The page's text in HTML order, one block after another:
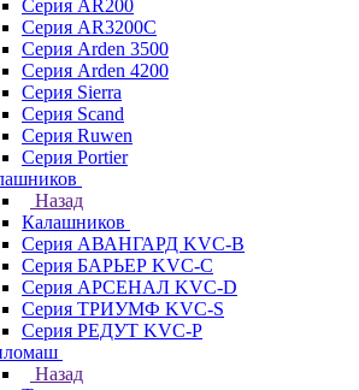
Серия AR200
Серия AR3200C
Серия Arden 3500
Серия Arden 4200
Серия Sierra
Серия Scand
Серия Ruwen
Серия Portier
Назад
Калашников
Серия АВАНГАРД KVC-B
Серия БАРЬЕР KVC-C
Серия АРСЕНАЛ KVC-D
Серия ТРИУМФ KVC-S
Серия РЕДУТ KVC-P
Назад